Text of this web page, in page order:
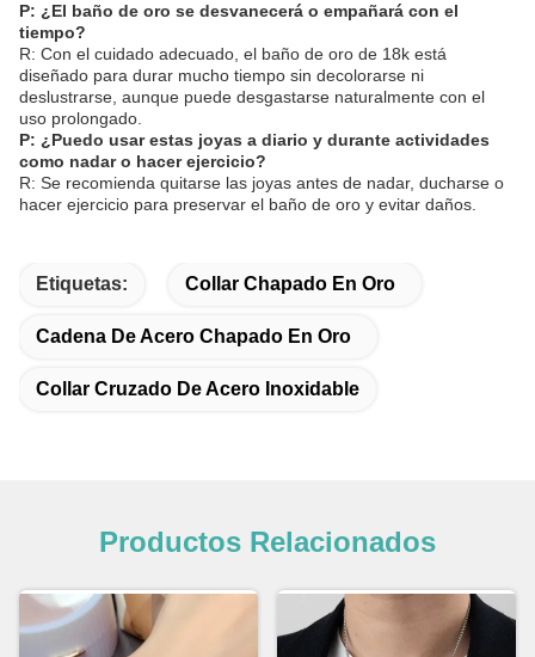
P: ¿El baño de oro se desvanecerá o empañará con el
tiempo?
R: Con el cuidado adecuado, el baño de oro de 18k está
diseñado para durar mucho tiempo sin decolorarse ni
deslustrarse, aunque puede desgastarse naturalmente con el
uso prolongado.
P: ¿Puedo usar estas joyas a diario y durante actividades
como nadar o hacer ejercicio?
R: Se recomienda quitarse las joyas antes de nadar, ducharse o
hacer ejercicio para preservar el baño de oro y evitar daños.
Etiquetas: Collar Chapado En Oro
Cadena De Acero Chapado En Oro
Collar Cruzado De Acero Inoxidable
Productos Relacionados